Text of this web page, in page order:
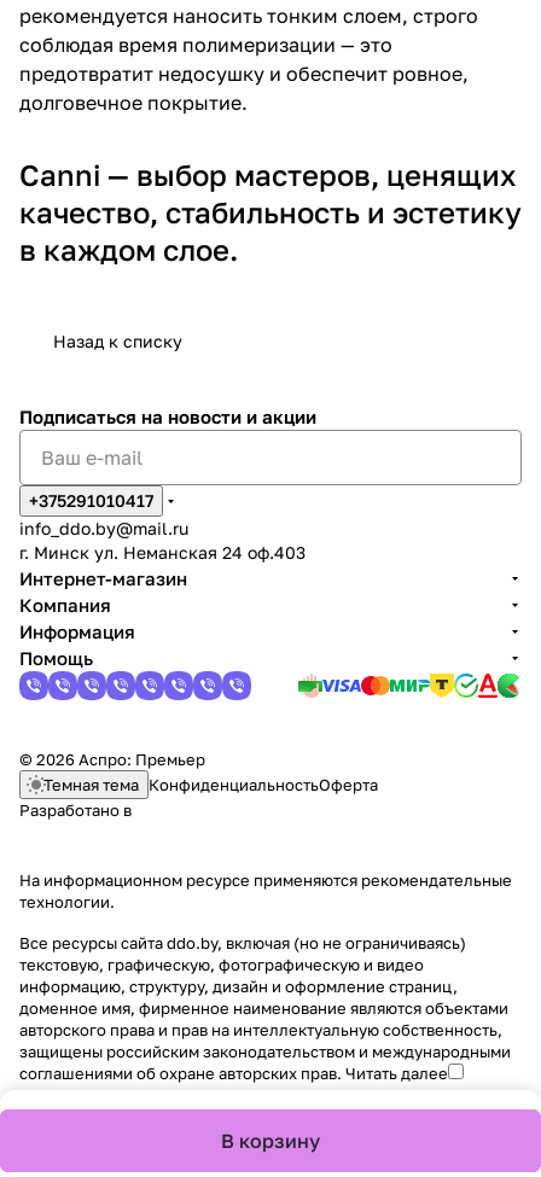
рекомендуется наносить тонким слоем, строго
соблюдая время полимеризации — это
предотвратит недосушку и обеспечит ровное,
долговечное покрытие.
Canni — выбор мастеров, ценящих
качество, стабильность и эстетику
в каждом слое.
Назад к списку
В корзину
Подписаться на новости и акции
+375291010417
info_ddo.by@mail.ru
г. Минск ул. Неманская 24 оф.403
Интернет-магазин
Компания
Информация
Помощь
© 2026 Аспро: Премьер
Темная тема КонфиденциальностьОферта
Разработано в
На информационном ресурсе применяются рекомендательные
технологии.
Все ресурсы сайта ddo.by, включая (но не ограничиваясь)
текстовую, графическую, фотографическую и видео
информацию, структуру, дизайн и оформление страниц,
доменное имя, фирменное наименование являются объектами
авторского права и прав на интеллектуальную собственность,
защищены российским законодательством и международными
соглашениями об охране авторских прав. Читать далее